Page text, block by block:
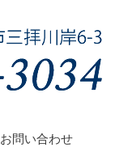
お問い合わせ